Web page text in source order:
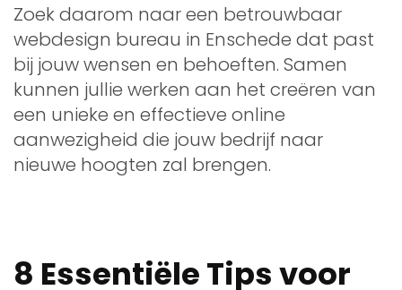
Zoek daarom naar een betrouwbaar
webdesign bureau in Enschede dat past
bij jouw wensen en behoeften. Samen
kunnen jullie werken aan het creëren van
een unieke en effectieve online
aanwezigheid die jouw bedrijf naar
nieuwe hoogten zal brengen.
8 Essentiële Tips voor